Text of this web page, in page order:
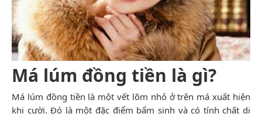
Má lúm đồng tiền là gì?
Má lúm đồng tiền là một vết lõm nhỏ ở trên má xuất hiện
khi cười. Đó là một đặc điểm bẩm sinh và có tính chất di